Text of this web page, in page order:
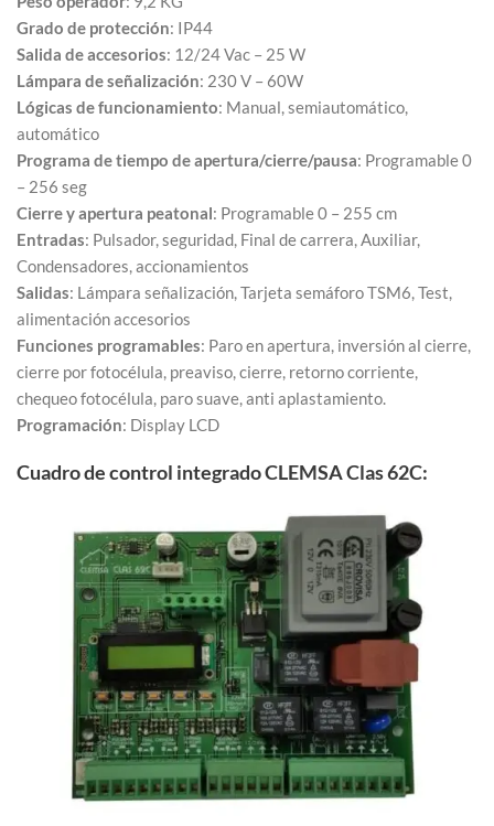
Grado de protección: IP44
Salida de accesorios: 12/24 Vac – 25 W
Lámpara de señalización: 230 V – 60W
Lógicas de funcionamiento: Manual, semiautomático,
automático
Programa de tiempo de apertura/cierre/pausa: Programable 0
– 256 seg
Cierre y apertura peatonal: Programable 0 – 255 cm
Entradas: Pulsador, seguridad, Final de carrera, Auxiliar,
Condensadores, accionamientos
Salidas: Lámpara señalización, Tarjeta semáforo TSM6, Test,
alimentación accesorios
Funciones programables: Paro en apertura, inversión al cierre,
cierre por fotocélula, preaviso, cierre, retorno corriente,
chequeo fotocélula, paro suave, anti aplastamiento.
Programación: Display LCD
Cuadro de control integrado CLEMSA Clas 62C: